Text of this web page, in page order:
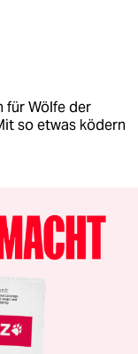
für Wölfe der
so etwas ködern